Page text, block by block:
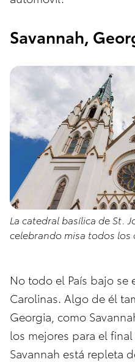
Savannah,
La catedral basílica de St.
celebrando misa todos los
No todo el País bajo se
Carolinas. Algo de él
Georgia, como
los mejores para el
Savannah está repleta